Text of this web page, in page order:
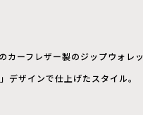
カーフレザー製のジップウォレッ
デザインで仕上げたスタイル。